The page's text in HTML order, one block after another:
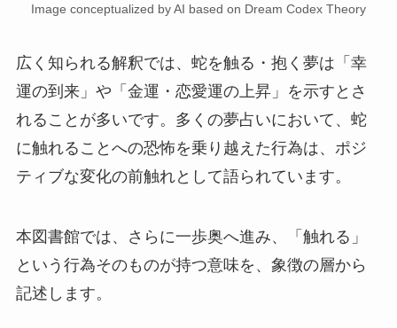
Image conceptualized by AI based on Dream Codex Theory
広く知られる解釈では、蛇を触る・抱く夢は「幸
運の到来」や「金運・恋愛運の上昇」を示すとさ
れることが多いです。多くの夢占いにおいて、蛇
に触れることへの恐怖を乗り越えた行為は、ポジ
ティブな変化の前触れとして語られています。
本図書館では、さらに一歩奥へ進み、「触れる」
という行為そのものが持つ意味を、象徴の層から
記述します。